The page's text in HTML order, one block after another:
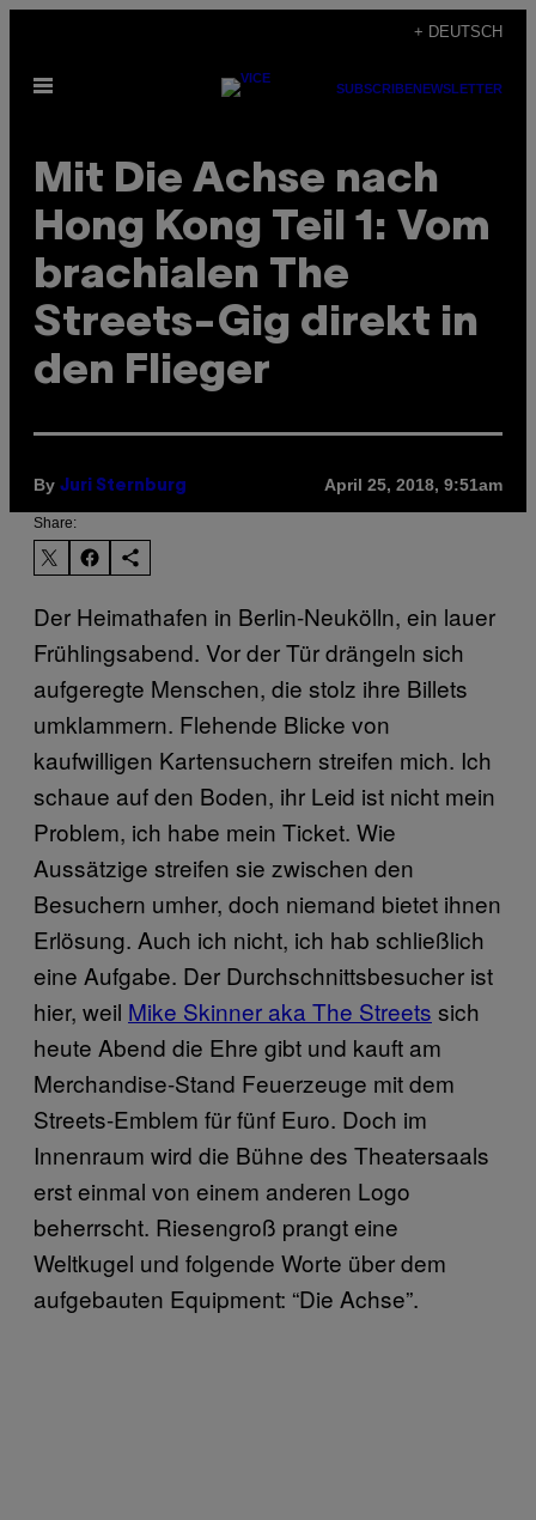
content
+ DEUTSCH
Open
SUBSCRIBENEWSLETTER
Mit Die Achse nach
Hong Kong Teil 1: Vom
brachialen The
Streets-Gig direkt in
den Flieger
By Juri Sternburg April 25, 2018, 9:51am
Share:
Der Heimathafen in Berlin-Neukölln, ein lauer
Frühlingsabend. Vor der Tür drängeln sich
aufgeregte Menschen, die stolz ihre Billets
umklammern. Flehende Blicke von
kaufwilligen Kartensuchern streifen mich. Ich
schaue auf den Boden, ihr Leid ist nicht mein
Problem, ich habe mein Ticket. Wie
Aussätzige streifen sie zwischen den
Besuchern umher, doch niemand bietet ihnen
Erlösung. Auch ich nicht, ich hab schließlich
eine Aufgabe. Der Durchschnittsbesucher ist
hier, weil Mike Skinner aka The Streets sich
heute Abend die Ehre gibt und kauft am
Merchandise-Stand Feuerzeuge mit dem
Streets-Emblem für fünf Euro. Doch im
Innenraum wird die Bühne des Theatersaals
erst einmal von einem anderen Logo
beherrscht. Riesengroß prangt eine
Weltkugel und folgende Worte über dem
aufgebauten Equipment: “Die Achse”.